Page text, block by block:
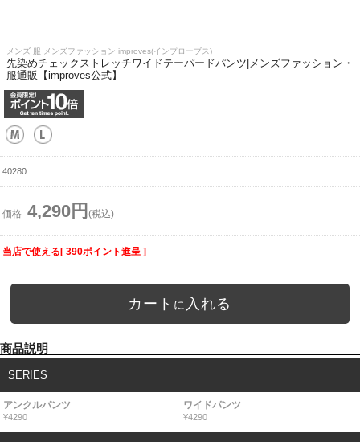
メンズ 服 メンズファッション improves(インプローブス)
先染めチェックストレッチワイドテーパードパンツ|メンズファッション・
服通販【improves公式】
40280
価格 4,290円 (税込)
当店で使える[ 390ポイント進呈 ]
カート に 入れる
商品説明
SERIES
アンクルパンツ
¥4290
ワイドパンツ
¥4290